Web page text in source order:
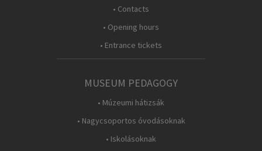
• Contacts
• Opening hours
• Entrance tickets
MUSEUM PEDAGOGY
• Múzeumi hátizsák
• Nagycsoportos óvodásoknak
• Iskolásoknak